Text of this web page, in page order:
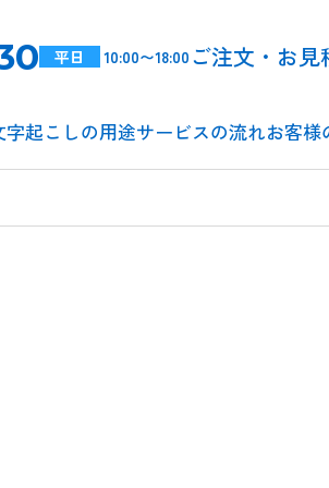
平日 10:00〜18:00 ご注文・お見
字起こしの用途サービスの流れお客様